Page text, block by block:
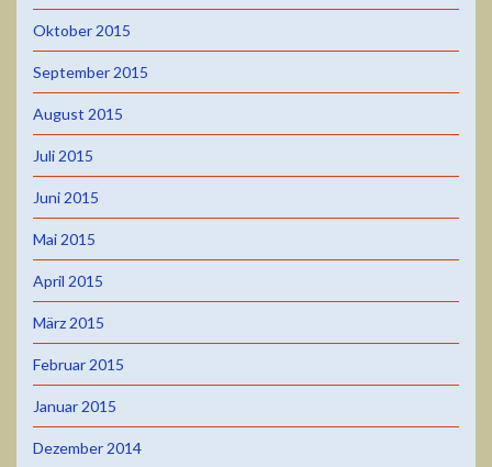
Oktober 2015
September 2015
August 2015
Juli 2015
Juni 2015
Mai 2015
April 2015
März 2015
Februar 2015
Januar 2015
Dezember 2014